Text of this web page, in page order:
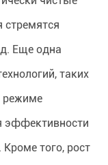
стремятся
Еще одна
таких
режиме
эффективности
того, рост